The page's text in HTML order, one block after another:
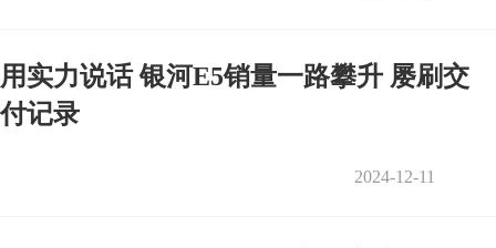
用实力说话 银河E5销量一路攀升 屡刷交
付记录
2024-12-11